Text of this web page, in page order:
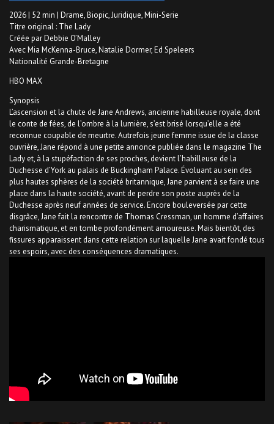
2026 | 52 min | Drame, Biopic, Juridique, Mini-Serie
Titre original : The Lady
Créée par Debbie O’Malley
Avec Mia McKenna-Bruce, Natalie Dormer, Ed Speleers
Nationalité Grande-Bretagne
HBO MAX
Synopsis
L’ascension et la chute de Jane Andrews, ancienne habilleuse royale, dont
le conte de fées, de l’ombre à la lumière, s’est brisé lorsqu’elle a été
reconnue coupable de meurtre. Autrefois jeune femme issue de la classe
ouvrière, Jane répond à une petite annonce publiée dans le magazine The
Lady et, à la stupéfaction de ses proches, devient l’habilleuse de la
Duchesse d’York au palais de Buckingham Palace. Évoluant au sein des
plus hautes sphères de la société britannique, Jane parvient à se faire une
place dans la haute société, avant de perdre son poste auprès de la
Duchesse après neuf années de service. Encore bouleversée par cette
disgrâce, Jane fait la rencontre de Thomas Cressman, un homme d’affaires
charismatique, et en tombe profondément amoureuse. Mais bientôt, des
fissures apparaissent dans cette relation sur laquelle Jane avait fondé tous
ses espoirs, avec des conséquences dramatiques.